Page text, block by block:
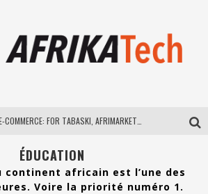
New to online sports betting? Consider These Tips to Play Your First Online Sports Betting Successfully
ÉDUCATION
continent africain est l’une des
Voire la priorité numéro 1.